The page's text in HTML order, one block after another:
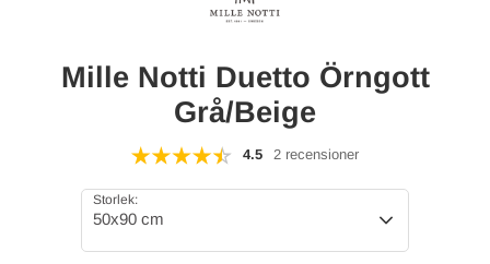
Mille Notti Duetto Örngott
Grå/Beige
4.5 2 recensioner
Storlek:
50x90 cm